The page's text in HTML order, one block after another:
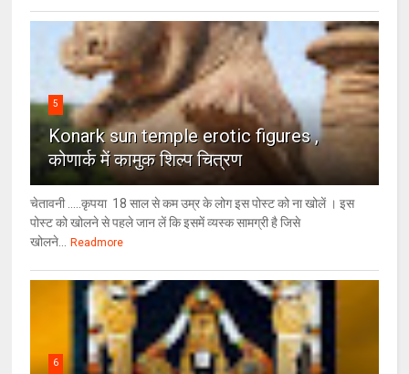
5
Konark sun temple erotic figures ,
कोणार्क में कामुक शिल्प चित्रण
चेतावनी .....कृपया 18 साल से कम उम्र के लोग इस पोस्ट को ना खोलें । इस
पोस्ट को खोलने से पहले जान लें कि इसमें व्यस्क सामग्री है जिसे
खोलने...
Readmore
6